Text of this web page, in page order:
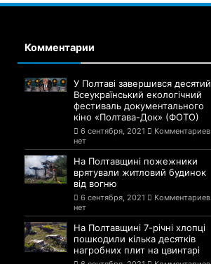
Комментарии
У Полтаві завершився десятий
Всеукраїнський екологічний
фестиваль документального
кіно «Полтава-Док» (ФОТО)
6 сентября, 2021
Комментариев
нет
На Полтавщині пожежники
врятували житловий будинок
від вогню
6 сентября, 2021
Комментариев
нет
На Полтавщині 7-річні хлопці
пошкодили кілька десятків
нагробних плит на цвинтарі